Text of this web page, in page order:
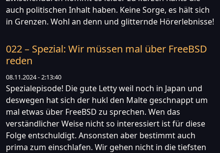
auch politischen Inhalt haben. Keine Sorge, es hält sich
in Grenzen. Wohl an denn und glitternde Hörerlebnisse!
022 – Spezial: Wir müssen mal über FreeBSD
reden
08.11.2024 - 2:13:40
Spezialepisode! Die gute Letty weil noch in Japan und
deswegen hat sich der hukl den Malte geschnappt um
mal etwas über FreeBSD zu sprechen. Wen das
verständlicher Weise nicht so interessiert ist für diese
Folge entschuldigt. Ansonsten aber bestimmt auch
prima zum einschlafen. Wir gehen nicht in die tiefsten